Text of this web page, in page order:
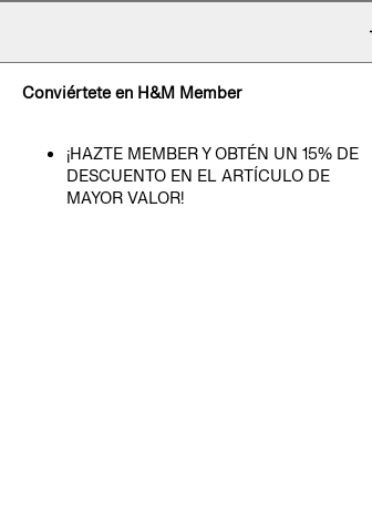
Conviértete en H&M Member
¡HAZTE MEMBER Y OBTÉN UN 15% DE
DESCUENTO EN EL ARTÍCULO DE
MAYOR VALOR!